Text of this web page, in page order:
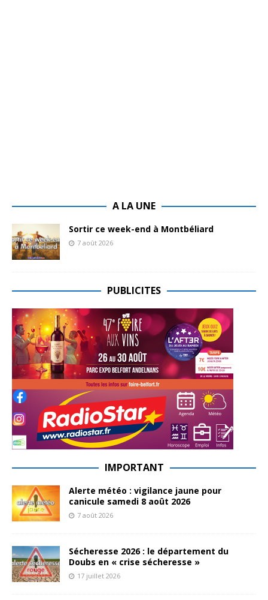
A LA UNE
Sortir ce week-end à Montbéliard
7 août 2026
PUBLICITES
IMPORTANT
Alerte météo : vigilance jaune pour
canicule samedi 8 août 2026
7 août 2026
Sécheresse 2026 : le département du
Doubs en « crise sécheresse »
17 juillet 2026